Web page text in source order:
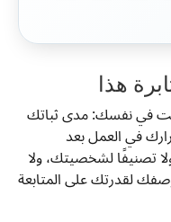
هذا
أنت في نفسك: مدى ثباتك
في العمل بعد
تصنيفًا لشخصيتك، ولا
لقدرتك على المتابعة